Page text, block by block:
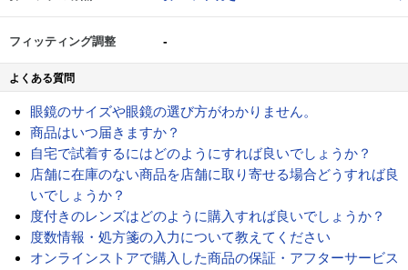
フィッティング調整 -
よくある質問
眼鏡のサイズや眼鏡の選び方がわかりません。
商品はいつ届きますか？
自宅で試着するにはどのようにすれば良いでしょうか？
店舗に在庫のない商品を店舗に取り寄せる場合どうすれば良
いでしょうか？
度付きのレンズはどのように購入すれば良いでしょうか？
度数情報・処方箋の入力について教えてください
オンラインストアで購入した商品の保証・アフターサービス